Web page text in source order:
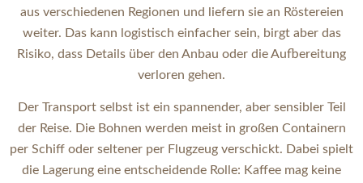
aus verschiedenen Regionen und liefern sie an Röstereien
weiter. Das kann logistisch einfacher sein, birgt aber das
Risiko, dass Details über den Anbau oder die Aufbereitung
verloren gehen.
Der Transport selbst ist ein spannender, aber sensibler Teil
der Reise. Die Bohnen werden meist in großen Containern
per Schiff oder seltener per Flugzeug verschickt. Dabei spielt
die Lagerung eine entscheidende Rolle: Kaffee mag keine